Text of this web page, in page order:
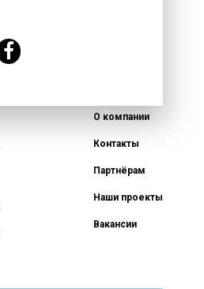
О компании
Контакты
Партнёрам
Наши проекты
Вакансии